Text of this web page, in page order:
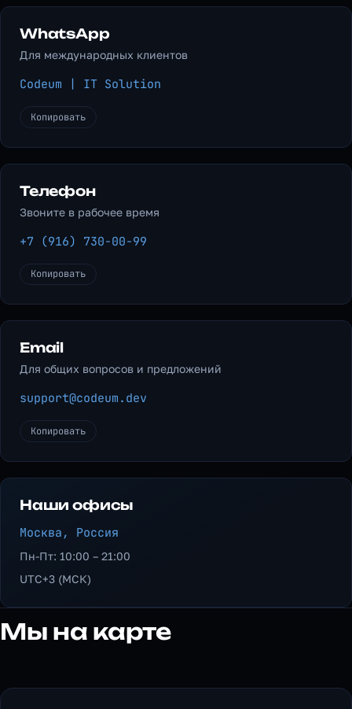
WhatsApp
Для международных клиентов
Codeum | IT Solution
Копировать
Телефон
Звоните в рабочее время
+7 (916) 730-00-99
Копировать
Email
Для общих вопросов и предложений
support@codeum.dev
Копировать
Наши офисы
Москва, Россия
Пн-Пт: 10:00 – 21:00
UTC+3 (МСК)
Мы на карте